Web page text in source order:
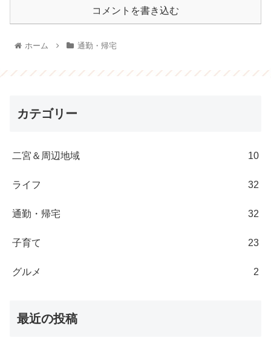
コメントを書き込む
ホーム 通勤・帰宅
カテゴリー
二宮＆周辺地域 10
ライフ 32
通勤・帰宅 32
子育て 23
グルメ 2
最近の投稿